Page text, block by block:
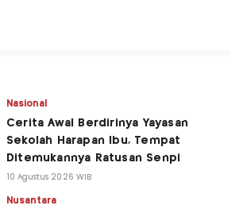
Nasional
Cerita Awal Berdirinya Yayasan
Sekolah Harapan Ibu, Tempat
Ditemukannya Ratusan Senpi
10 Agustus 2026 WIB
Nusantara